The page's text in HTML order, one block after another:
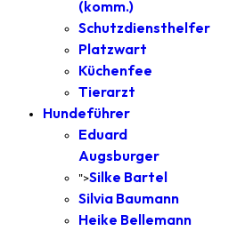
(komm.)
Schutzdiensthelfer
Platzwart
Küchenfee
Tierarzt
Hundeführer
Eduard
Augsburger
">Silke Bartel
Silvia Baumann
Heike Bellemann